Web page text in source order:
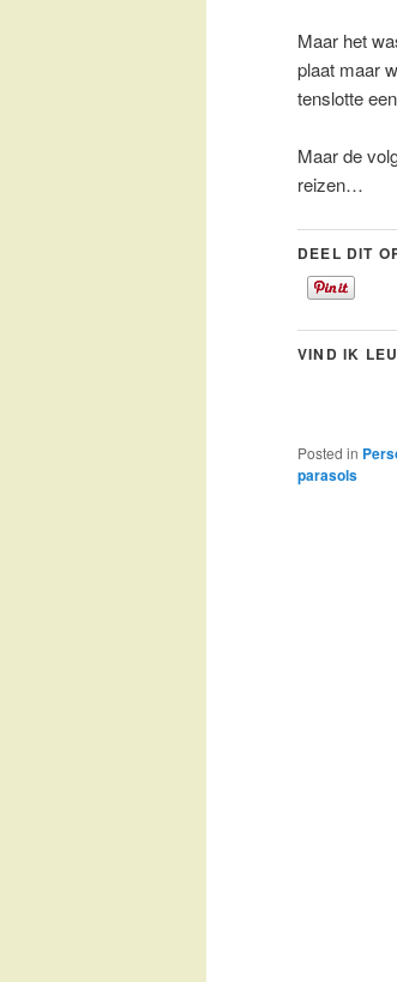
Maar het
plaat maar
tenslotte
Maar de
reizen…
DEEL DIT
VIND IK
Posted in
parasols